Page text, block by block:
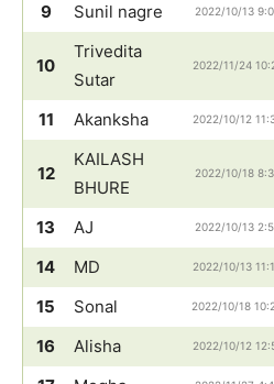
9
Sunil nagre 2022/10/13
10
Trivedita
Sutar
2022/11/24
11 Akanksha 2022/10/12
12
KAILASH
BHURE
2022/10/18
13 AJ 2022/10/13
14
MD 2022/10/13
15
Sonal 2022/10/18
16
Alisha 2022/10/12